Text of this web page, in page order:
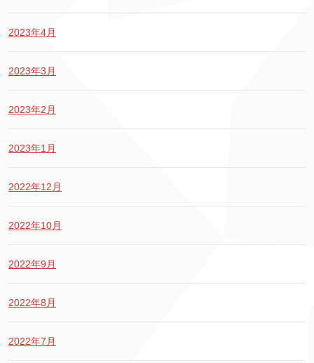
2023年4月
2023年3月
2023年2月
2023年1月
2022年12月
2022年10月
2022年9月
2022年8月
2022年7月